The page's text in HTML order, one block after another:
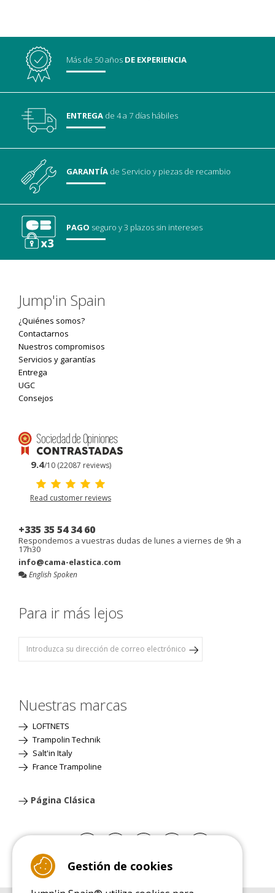
Más de 50 años DE EXPERIENCIA
ENTREGA de 4 a 7 días hábiles
GARANTÍA de Servicioy piezas de recambio
PAGO seguroy 3 plazos sin intereses
Jump'in Spain
¿Quiénes somos?
Contactarnos
Nuestros compromisos
Servicios y garantías
Entrega
UGC
Consejos
9.4/10 (22087 reviews)
Read customer reviews
+335 35 54 34 60
Respondemos a vuestras dudas de lunes a viernes de 9h a
17h30
info@cama-elastica.com
English Spoken
Para ir más lejos
Nuestras marcas
LOFTNETS
Trampolin Technik
Salt'in Italy
France Trampoline
Página Clásica
Gestión de cookies